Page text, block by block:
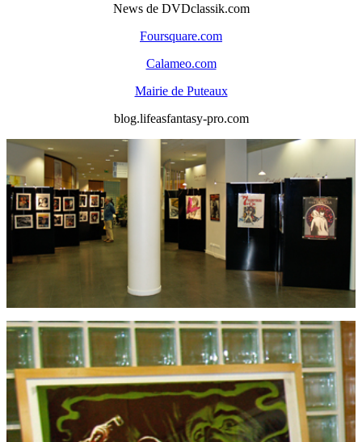
News de DVDclassik.com
Foursquare.com
Calameo.com
Mairie de Puteaux
blog.lifeasfantasy-pro.com